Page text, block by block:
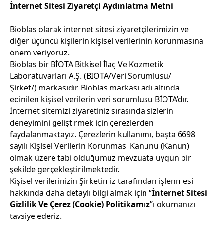
İnternet Sitesi Ziyaretçi Aydınlatma Metni
Bioblas olarak internet sitesi ziyaretçilerimizin ve
diğer üçüncü kişilerin kişisel verilerinin korunmasına
önem veriyoruz.
Bioblas bir BİOTA Bitkisel İlaç Ve Kozmetik
Laboratuvarları A.Ş. (BİOTA/Veri Sorumlusu/
Şirket/) markasıdır. Bioblas markası adı altında
edinilen kişisel verilerin veri sorumlusu BİOTA’dır.
İnternet sitemizi ziyaretiniz sırasında sizlerin
deneyimini geliştirmek için çerezlerden
faydalanmaktayız. Çerezlerin kullanımı, başta 6698
sayılı Kişisel Verilerin Korunması Kanunu (Kanun)
olmak üzere tabi olduğumuz mevzuata uygun bir
şekilde gerçekleştirilmektedir.
Kişisel verilerinizin Şirketimiz tarafından işlenmesi
hakkında daha detaylı bilgi almak için “İnternet Sitesi
Gizlilik Ve Çerez (Cookie) Politikamız”ı okumanızı
tavsiye ederiz.